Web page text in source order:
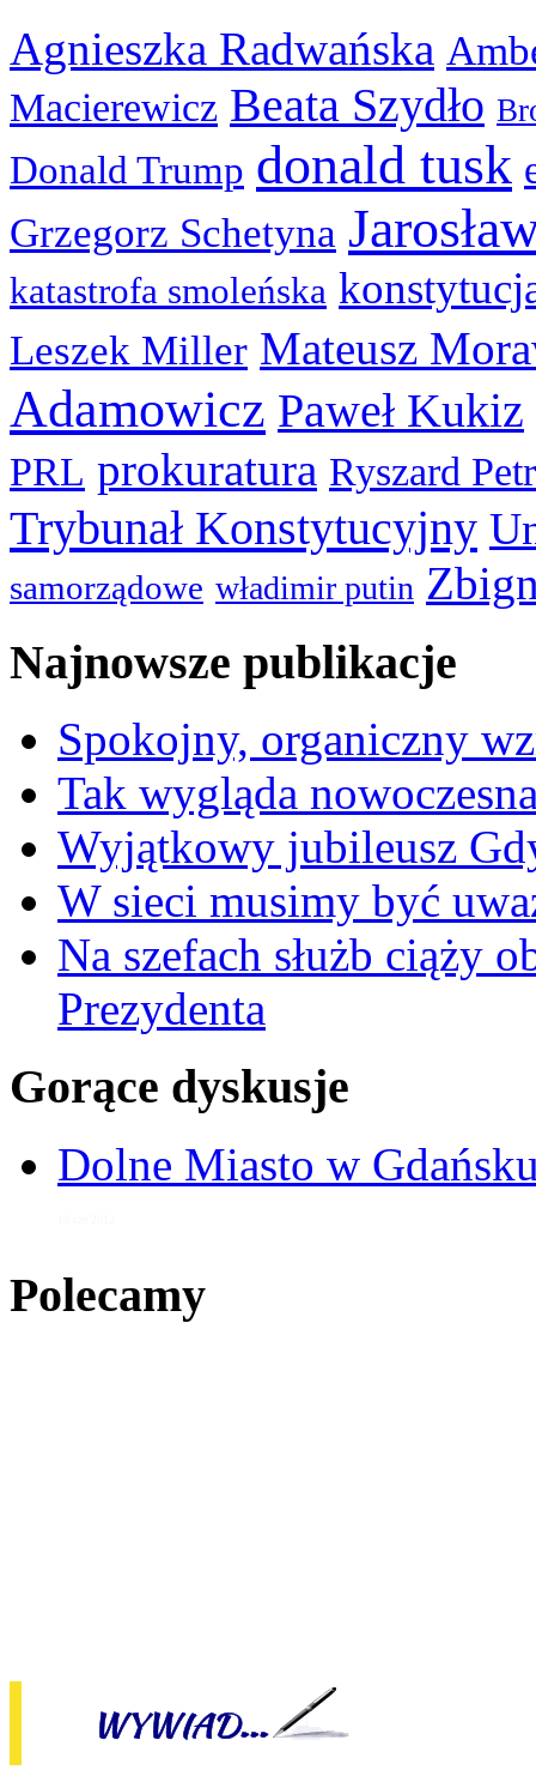
Agnieszka Radwańska
Macierewicz Beata Szydło
Donald Trump donald tusk
Grzegorz Schetyna
katastrofa smoleńska
Leszek Miller Mateusz
Adamowicz Paweł Kukiz
PRL prokuratura Ryszard
Trybunał Konstytucyjny
samorządowe władimir putin
Najnowsze publikacje
Spokojny, organiczny
Tak wygląda
Wyjątkowy jubileusz
W sieci musimy być
Na szefach służb ciąży
Prezydenta
Gorące dyskusje
Dolne Miasto w
Polecamy